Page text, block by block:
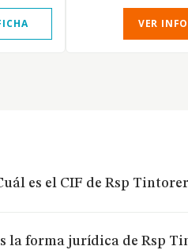
VER
es el CIF de Rsp
la forma jurídica de Rsp